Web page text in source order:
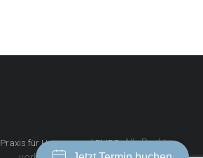
Praxis für Hypnose und EMDR. Alle Rechte